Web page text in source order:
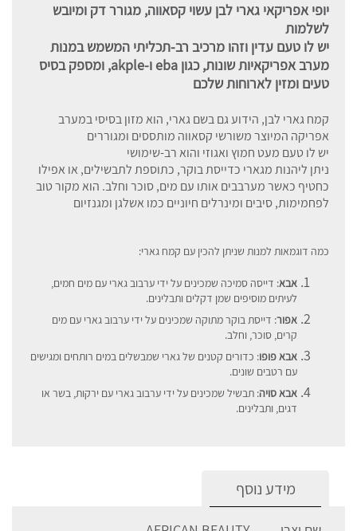
יופי אפריקאי גארי לבן עשוי קסאווה, מגורר דק ומיובש
לשלמות
יש לו טעם עדין וזהו מרכיב רב-תכליתי המשמש במנות
מערב אפריקאיות שונות, כגון eba ו-akple, ומספק בסיס
טעים ומזין לארוחות שלכם
קמח גארי לבן, הידוע גם בשם גארי, הוא מזון בסיסי במערב
אפריקה המיוצר משורשי קסאווה מותססים ומגוררים
יש לו טעם מעט חמוץ ואגוזי והוא רב-שימושי
ניתן ליהנות מגארי כדייסת בוקר, כתוספת לתבשילים, או אפילו
כחטיף כאשר מערבבים אותו עם מים, סוכר וחלב. הוא מקור טוב
לפחמימות, סיבים ומינרלים חיוניים כמו אשלגן ומגנזיום
כמה דוגמאות למנות שניתן להכין עם קמח גארי:
אבא: דייסה סמיכה שמכינים על ידי ערבוב גארי עם מים חמים,
לעיתים מוסיפים שמן דקלים ותבלינים.
אפור: דייסת בוקר מתוקה שמכינים על ידי ערבוב גארי עם מים
קרים, סוכר, וחלב.
אבא פופו: כדורים קטנים של גארי שמבשלים במים רותחים ומגישים
עם רטבים שונים.
אבא סויה: תבשיל שמכינים על ידי ערבוב גארי עם ירקות, בשר או
דגים, ותבלינים.
מידע נוסף